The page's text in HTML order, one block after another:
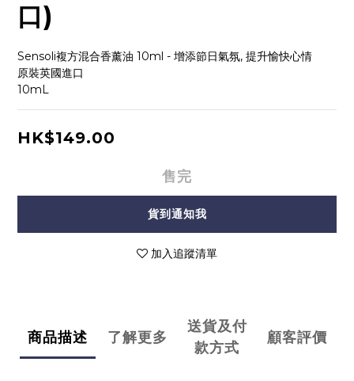
口)
Sensoli複方混合香薰油 10ml - 增添節日氣氛, 提升愉快心情
原裝英國進口
10mL
HK$149.00
售完
貨到通知我
加入追蹤清單
商品描述 了解更多
送貨及付
款方式
顧客評價